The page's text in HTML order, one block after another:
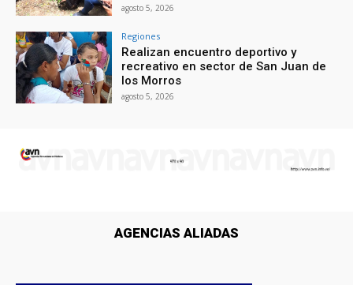
agosto 5, 2026
Regiones
Realizan encuentro deportivo y
recreativo en sector de San Juan de
los Morros
agosto 5, 2026
AGENCIAS ALIADAS